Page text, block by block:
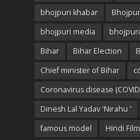
bhojpuri khabar
bhojpuri media
Bihar
Bihar Election
Chief minister of Bihar
Coronavirus disease
Dinesh Lal Yadav 'Nirahu '
famous model
Hindi Film